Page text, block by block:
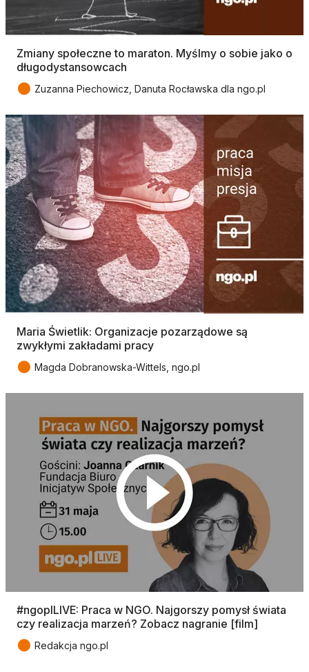
Zmiany społeczne to maraton. Myślmy o sobie jako o
długodystansowcach
● Zuzanna Piechowicz, Danuta Rocławska dla ngo.pl
Maria Świetlik: Organizacje pozarządowe są
zwykłymi zakładami pracy
● Magda Dobranowska-Wittels, ngo.pl
#ngoplLIVE: Praca w NGO. Najgorszy pomysł świata
czy realizacja marzeń? Zobacz nagranie [film]
● Redakcja ngo.pl